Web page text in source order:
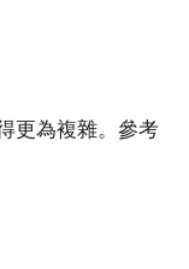
更為複雜。參考